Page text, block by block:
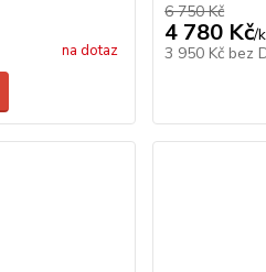
na dotaz
6 750 Kč
4 780 Kč/
3 950 Kč bez